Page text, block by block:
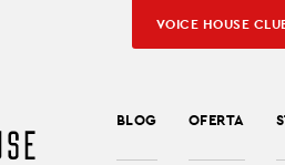
BLOG OFERTA
VOICE HOUSE